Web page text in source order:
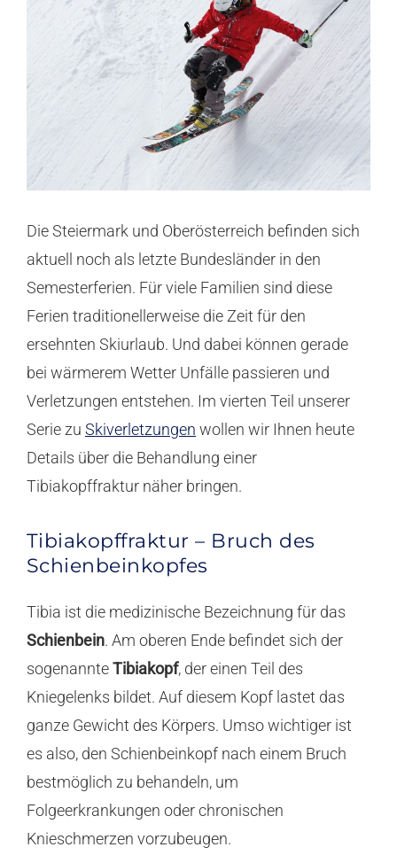
Orthobiologie
Wissen & Forschung
Die Steiermark und Oberösterreich befinden sich
aktuell noch als letzte Bundesländer in den
Semesterferien. Für viele Familien sind diese
Ferien traditionellerweise die Zeit für den
ersehnten Skiurlaub. Und dabei können gerade
bei wärmerem Wetter Unfälle passieren und
Verletzungen entstehen. Im vierten Teil unserer
Serie zu Skiverletzungen wollen wir Ihnen heute
Details über die Behandlung einer
Tibiakopffraktur näher bringen.
Tibiakopffraktur – Bruch des
Schienbeinkopfes
Tibia ist die medizinische Bezeichnung für das
Schienbein. Am oberen Ende befindet sich der
sogenannteTibiakopf, der einen Teil des
Kniegelenks bildet. Auf diesem Kopf lastet das
ganze Gewicht des Körpers. Umso wichtiger ist
es also, den Schienbeinkopf nach einem Bruch
bestmöglich zu behandeln, um
Folgeerkrankungen oder chronischen
Knieschmerzen vorzubeugen.